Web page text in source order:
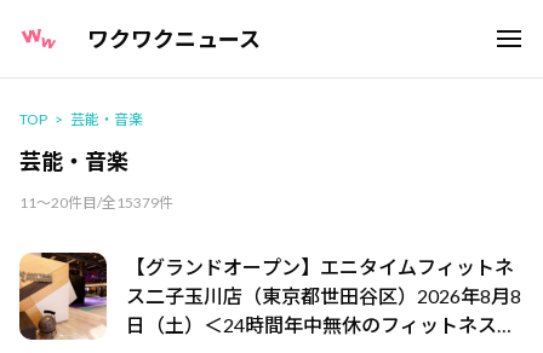
ワクワクニュース
TOP 芸能・音楽
芸能・音楽
11～20件目/全15379件
【グランドオープン】エニタイムフィットネ
ス二子玉川店（東京都世田谷区）2026年8月8
日（土）＜24時間年中無休のフィットネスジ